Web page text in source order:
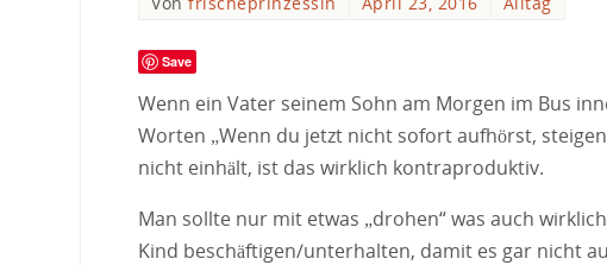
Save
Wenn ein Vater seinem Sohn am Morgen im Bus
Worten „Wenn du jetzt nicht sofort aufhörst,
nicht einhält, ist das wirklich kontraproduktiv.
Man sollte nur mit etwas „drohen“ was auch
Kind beschäftigen/unterhalten, damit es gar nicht